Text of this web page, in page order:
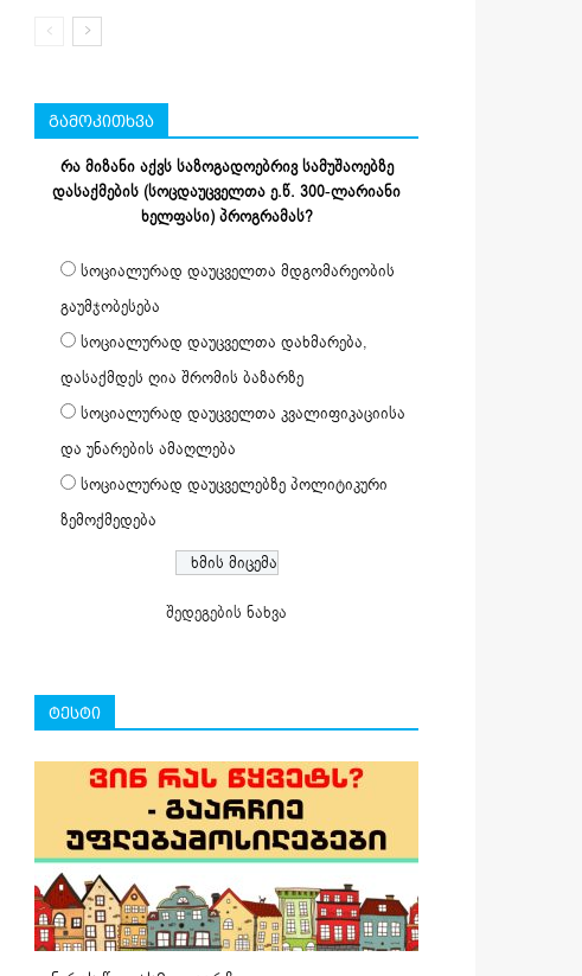
გამოკითხვა
რა მიზანი აქვს საზოგადოებრივ სამუშაოებზე
დასაქმების (სოცდაუცველთა ე.წ. 300-ლარიანი
ხელფასი) პროგრამას?
სოციალურად დაუცველთა მდგომარეობის
გაუმჯობესება
სოციალურად დაუცველთა დახმარება,
დასაქმდეს ღია შრომის ბაზარზე
სოციალურად დაუცველთა კვალიფიკაციისა
და უნარების ამაღლება
სოციალურად დაუცველებზე პოლიტიკური
ზემოქმედება
შედეგების ნახვა
ტესტი